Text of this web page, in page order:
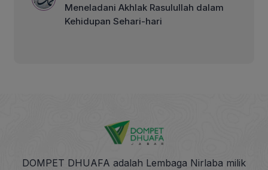
Meneladani Akhlak Rasulullah dalam
Kehidupan Sehari-hari
DOMPET DHUAFA adalah Lembaga Nirlaba milik